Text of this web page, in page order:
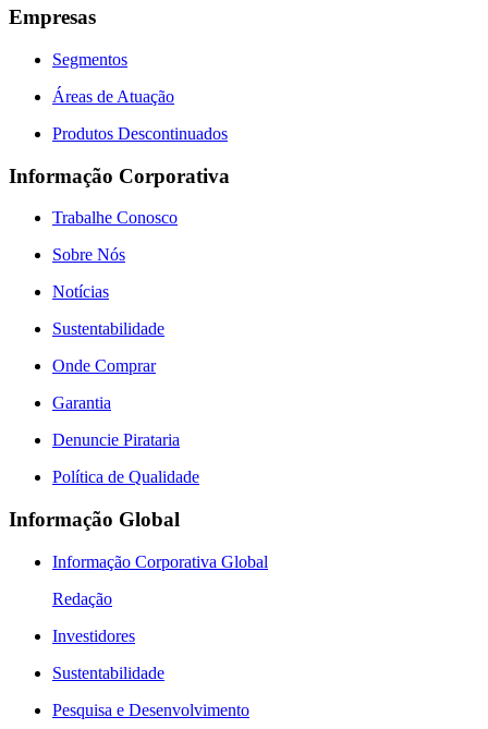
Empresas
Segmentos
Áreas de Atuação
Produtos Descontinuados
Informação Corporativa
Trabalhe Conosco
Sobre Nós
Notícias
Sustentabilidade
Onde Comprar
Garantia
Denuncie Pirataria
Política de Qualidade
Informação Global
Informação Corporativa Global
Redação
Investidores
Sustentabilidade
Pesquisa e Desenvolvimento